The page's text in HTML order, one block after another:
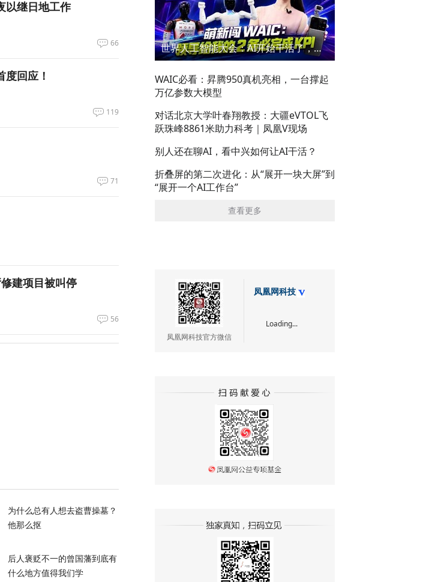
以继日地工作
66
回应！
119
71
建项目被叫停
56
为什么总有人想去盗曹操墓？
他那么抠
后人褒贬不一的曾国藩到底有
什么地方值得我们学
世界人工智能大会：AI开始干活了，但到底干的怎么样？萌新闯WAIC
WAIC必看：昇腾950真机亮相，一台撑起
万亿参数大模型
对话北京大学叶春翔教授：大疆eVTOL飞
跃珠峰8861米助力科考｜凤凰V现场
别人还在聊AI，看中兴如何让AI干活？
折叠屏的第二次进化：从“展开一块大屏”到
“展开一个AI工作台”
查看更多
凤凰网科技官方微信
凤凰网科技
Loading...